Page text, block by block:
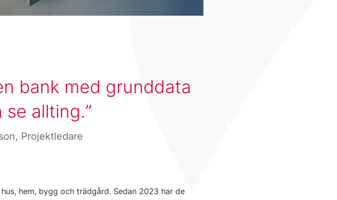
bank med grunddata
se allting.
Projektledare
hem, bygg och trädgård. Sedan 2023 har de